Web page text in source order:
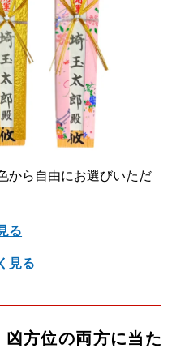
から自由にお選びいただ
る
見る
凶方位の両方に当た